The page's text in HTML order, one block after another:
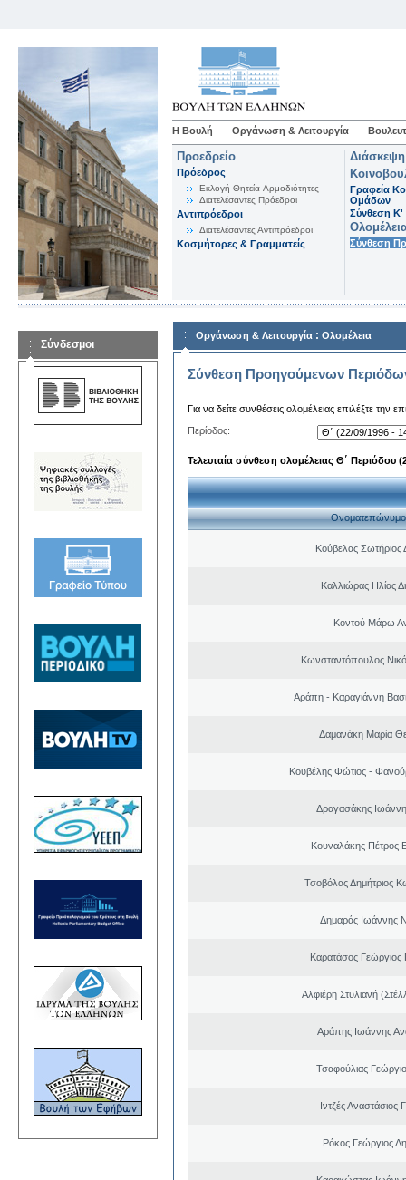
Η Βουλή Οργάνωση & Λειτουργία
Προεδρείο
Πρόεδρος
Εκλογή-Θητεία-Αρμοδιότητες
Διατελέσαντες Πρόεδροι
Αντιπρόεδροι
Διατελέσαντες Αντιπρόεδροι
Κοσμήτορες & Γραμματείς
Γραφεία
Ομάδων
Σύνθεση K'
Σύνθεση
Σύνδεσμοι
Οργάνωση & Λειτουργία : Ολομέλεια
Σύνθεση Προηγούμενων
Για να δείτε συνθέσεις ολομέλειας επιλέξτε την
Περίοδος:
Τελευταία σύνθεση ολομέλειας Θ΄ Περιόδου
Ονοματεπώνυμο
Κούβελας Σωτήριος
Καλλιώρας Ηλίας
Κοντού Μάρω
Κωνσταντόπουλος
Αράπη - Καραγιάννη
Δαμανάκη Μαρία
Κουβέλης Φώτιος -
Δραγασάκης
Κουναλάκης Πέτρος
Τσοβόλας Δημήτριος
Δημαράς Ιωάννης
Καρατάσος Γεώργιος
Αλφιέρη Στυλιανή
Αράπης Ιωάννης
Τσαφούλιας
Ιντζές Αναστάσιος
Ρόκος Γεώργιος